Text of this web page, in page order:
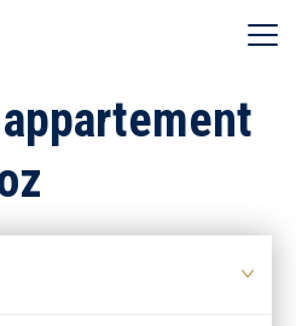
Ouvrir le menu